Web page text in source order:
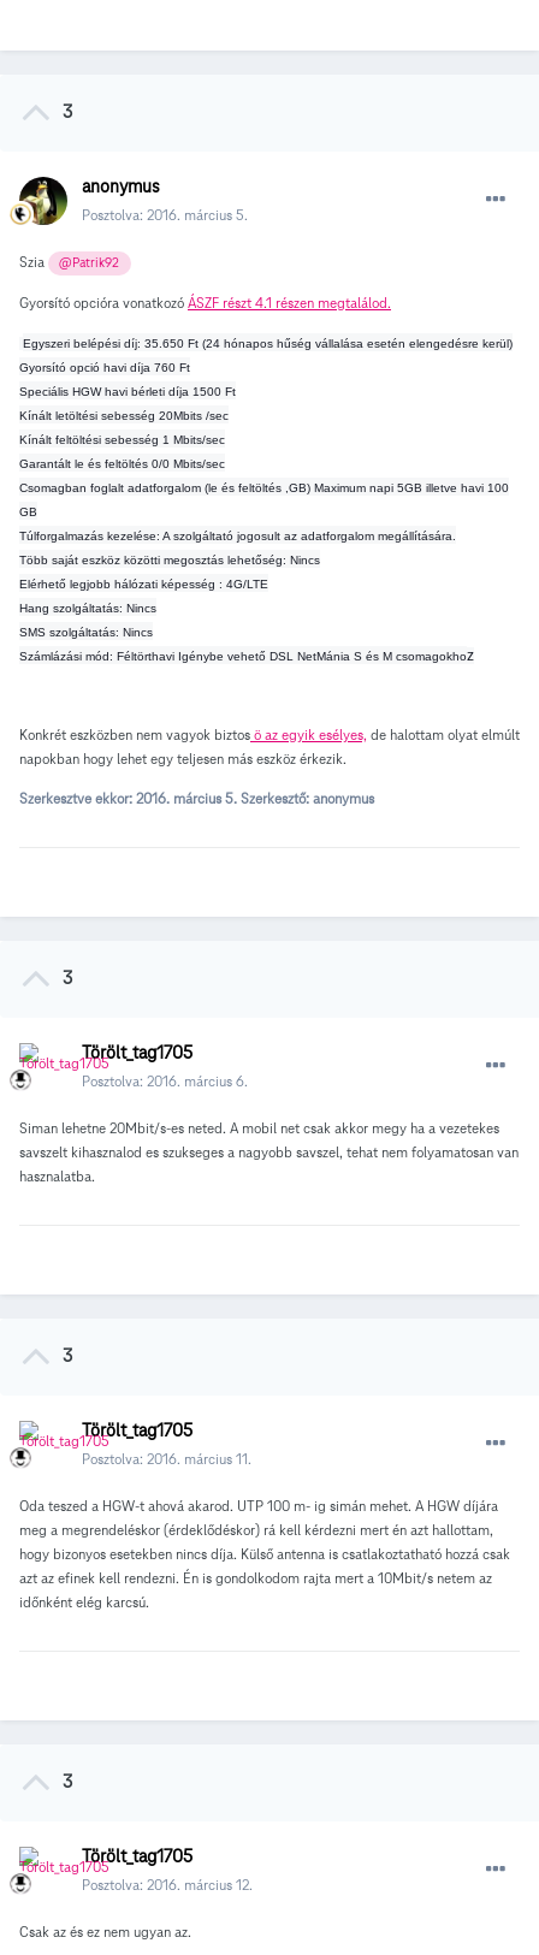
3
anonymus
Posztolva: 2016. március 5.
Szia @Patrik92
Gyorsító opcióra vonatkozó ÁSZF részt 4.1 részen megtalálod.
Egyszeri belépési díj: 35.650 Ft (24 hónapos hűség vállalása esetén elengedésre kerül)
Gyorsító opció havi díja 760 Ft
Speciális HGW havi bérleti díja 1500 Ft
Kínált letöltési sebesség 20Mbits /sec
Kínált feltöltési sebesség 1 Mbits/sec
Garantált le és feltöltés 0/0 Mbits/sec
Csomagban foglalt adatforgalom (le és feltöltés ,GB) Maximum napi 5GB illetve havi 100
GB
Túlforgalmazás kezelése: A szolgáltató jogosult az adatforgalom megállítására.
Több saját eszköz közötti megosztás lehetőség: Nincs
Elérhető legjobb hálózati képesség : 4G/LTE
Hang szolgáltatás: Nincs
SMS szolgáltatás: Nincs
Számlázási mód: Féltörthavi Igénybe vehető DSL NetMánia S és M csomagokhoz
Konkrét eszközben nem vagyok biztos ö az egyik esélyes, de halottam olyat elmúlt
napokban hogy lehet egy teljesen más eszköz érkezik.
Szerkesztve ekkor: 2016. március 5. Szerkesztő: anonymus
3
Törölt_tag1705
Posztolva: 2016. március 6.
Siman lehetne 20Mbit/s-es neted. A mobil net csak akkor megy ha a vezetekes
savszelt kihasznalod es szukseges a nagyobb savszel, tehat nem folyamatosan van
hasznalatba.
3
Törölt_tag1705
Posztolva: 2016. március 11.
Oda teszed a HGW-t ahová akarod. UTP 100 m- ig simán mehet. A HGW díjára
meg a megrendeléskor (érdeklődéskor) rá kell kérdezni mert én azt hallottam,
hogy bizonyos esetekben nincs díja. Külső antenna is csatlakoztatható hozzá csak
azt az efinek kell rendezni. Én is gondolkodom rajta mert a 10Mbit/s netem az
időnként elég karcsú.
3
Törölt_tag1705
Posztolva: 2016. március 12.
Csak az és ez nem ugyan az.